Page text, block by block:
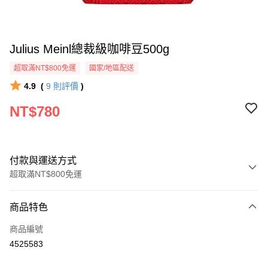
Julius Meinl總裁級咖啡豆500g
超取滿NT$800免運 國家/地區配送
4.9 ( 9 則評價 )
NT$780
付款與運送方式
超取滿NT$800免運
信用卡一次付款
超商取貨付款
商品特色
商品編號
4525583